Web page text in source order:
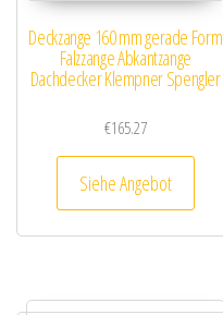
Deckzange 160 mm gerade Form
Falzzange Abkantzange
Dachdecker Klempner Spengler
€165.27
Siehe Angebot